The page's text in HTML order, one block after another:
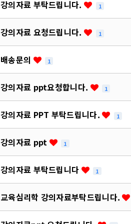
강의자료 부탁드립니다. 1
강의자료 요청드립니다. 1
배송문의 1
강의자료 ppt요청합니다. 1
강의자료 PPT 부탁드립니다. 1
강의자료 ppt 1
강의자료 부탁드립니다 1
교육심리학 강의자료부탁드립니다.